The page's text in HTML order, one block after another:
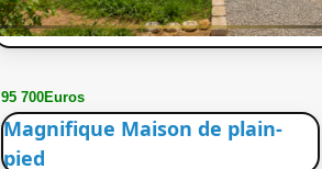
95 700Euros
Magnifique Maison de plain-
pied